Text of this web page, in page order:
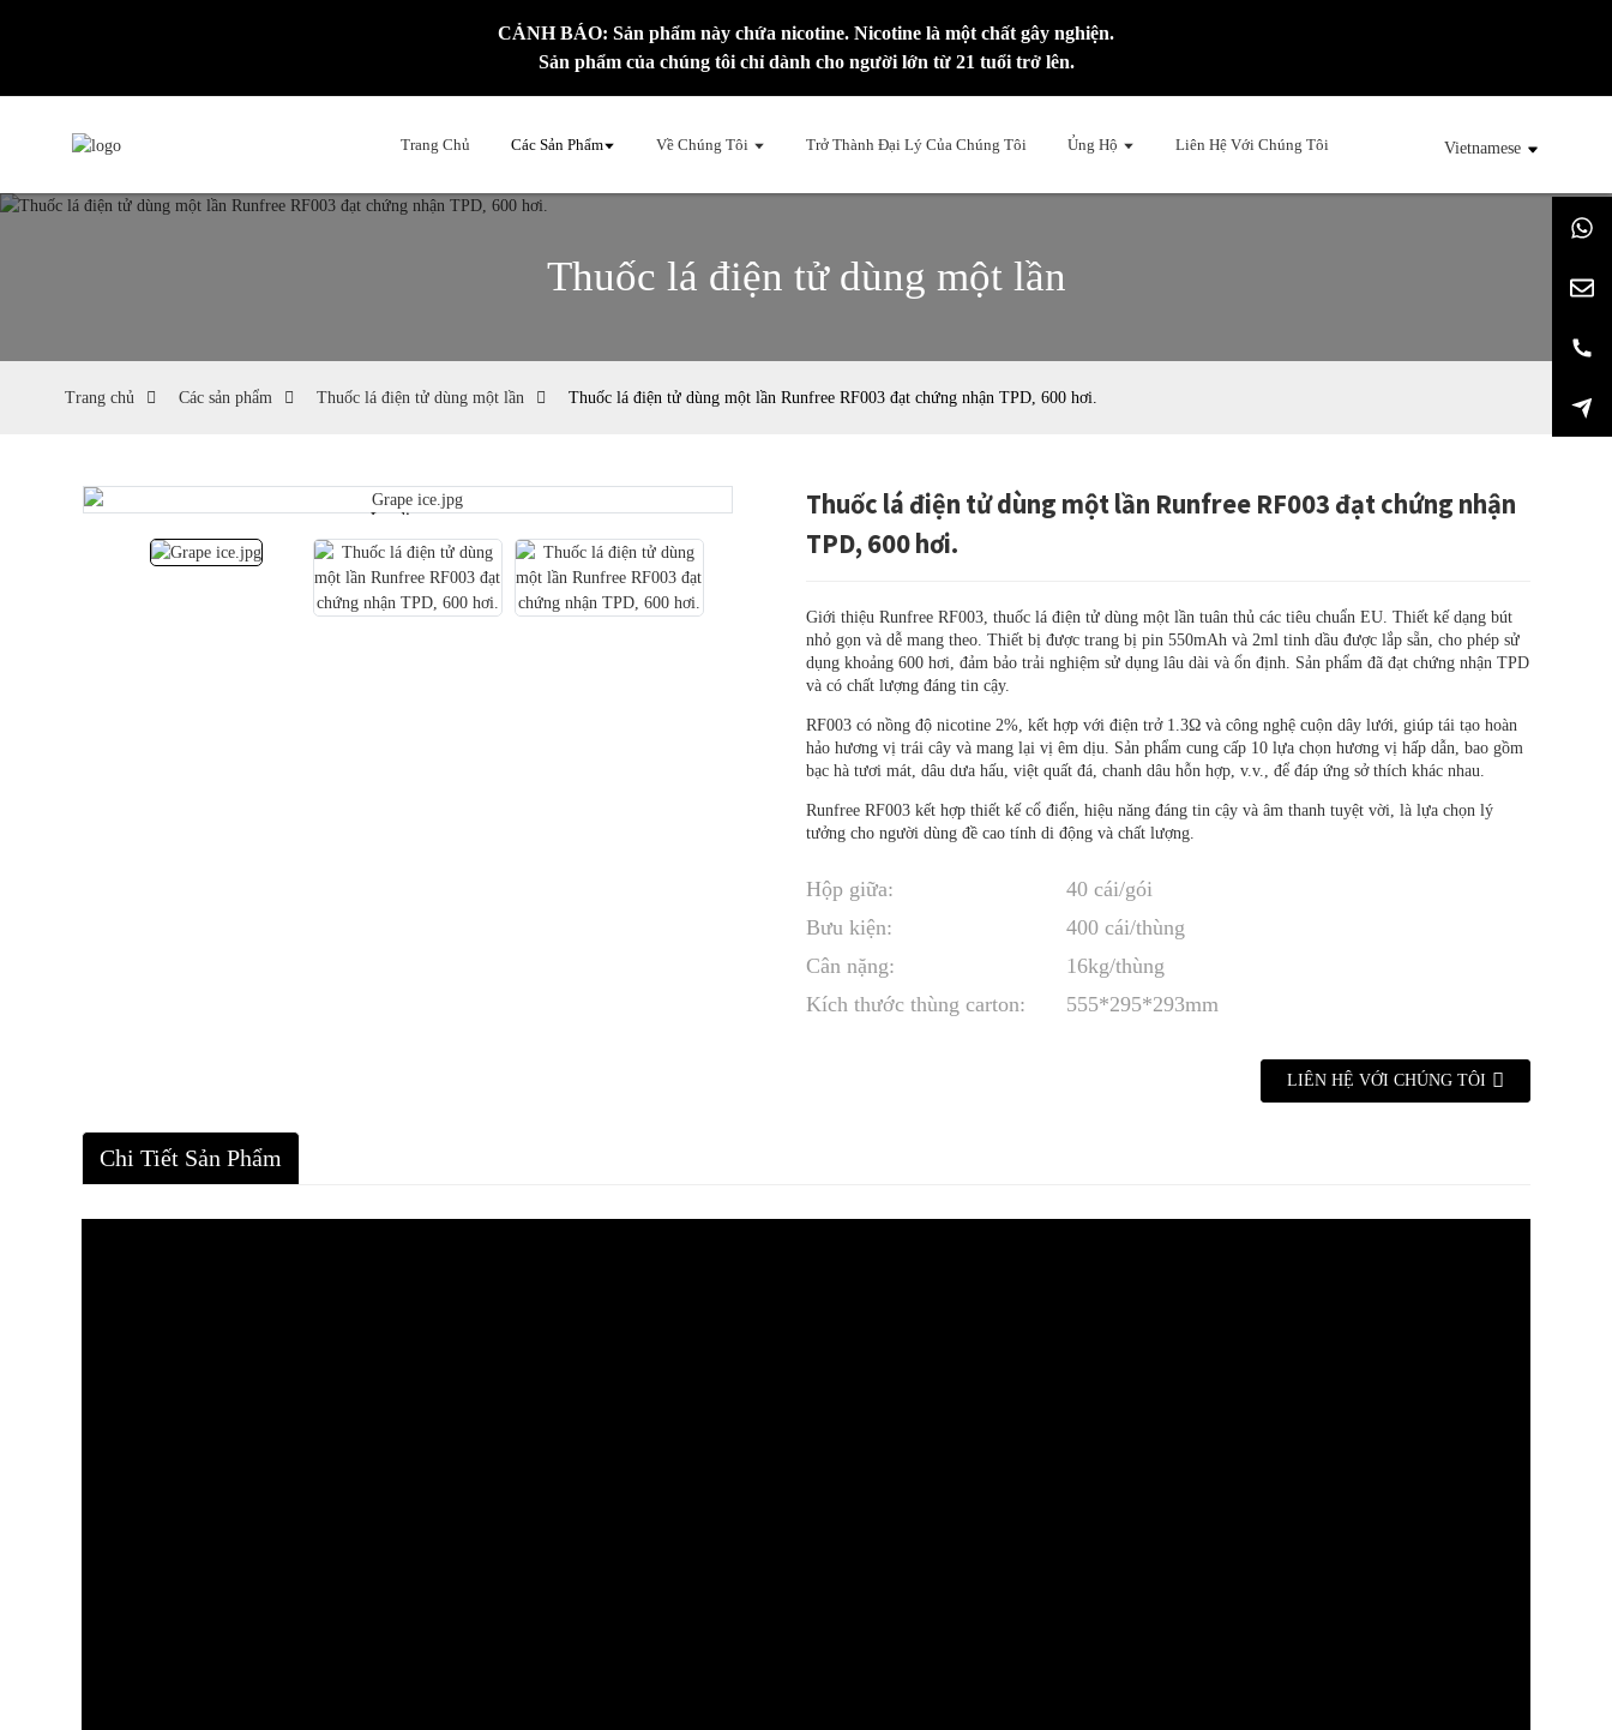
CẢNH BÁO: Sản phẩm này chứa nicotine. Nicotine là một chất gây nghiện.
Sản phẩm của chúng tôi chỉ dành cho người lớn từ 21 tuổi trở lên.
Trang Chủ Các Sản Phẩm Về Chúng Tôi Trở Thành Đại Lý Của Chúng Tôi Ủng Hộ Liên Hệ Với Chúng Tôi Vietnamese
Thuốc lá điện tử dùng một lần
Trang chủ Các sản phẩm Thuốc lá điện tử dùng một lần Thuốc lá điện tử dùng một lần Runfree RF003 đạt chứng nhận TPD, 600 hơi.
Loading...
Loading... Loading...
Loading...
Thuốc lá điện tử dùng một lần Runfree RF003 đạt chứng nhận
TPD, 600 hơi.
Giới thiệu Runfree RF003, thuốc lá điện tử dùng một lần tuân thủ các tiêu chuẩn EU. Thiết kế dạng bút
nhỏ gọn và dễ mang theo. Thiết bị được trang bị pin 550mAh và 2ml tinh dầu được lắp sẵn, cho phép sử
dụng khoảng 600 hơi, đảm bảo trải nghiệm sử dụng lâu dài và ổn định. Sản phẩm đã đạt chứng nhận TPD
và có chất lượng đáng tin cậy.
RF003 có nồng độ nicotine 2%, kết hợp với điện trở 1.3Ω và công nghệ cuộn dây lưới, giúp tái tạo hoàn
hảo hương vị trái cây và mang lại vị êm dịu. Sản phẩm cung cấp 10 lựa chọn hương vị hấp dẫn, bao gồm
bạc hà tươi mát, dâu dưa hấu, việt quất đá, chanh dâu hỗn hợp, v.v., để đáp ứng sở thích khác nhau.
Runfree RF003 kết hợp thiết kế cổ điển, hiệu năng đáng tin cậy và âm thanh tuyệt vời, là lựa chọn lý
tưởng cho người dùng đề cao tính di động và chất lượng.
Hộp giữa:
40 cái/gói
Bưu kiện:
400 cái/thùng
Cân nặng:
16kg/thùng
Kích thước thùng carton:
555*295*293mm
LIÊN HỆ VỚI CHÚNG TÔI
Chi Tiết Sản Phẩm